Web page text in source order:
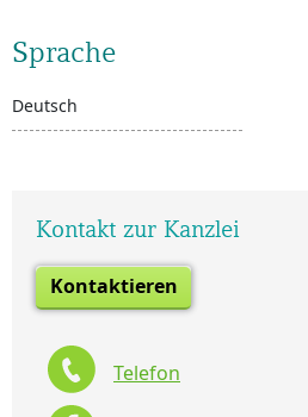
Sprache
Deutsch
Kontakt zur Kanzlei
Kontaktieren
Telefon